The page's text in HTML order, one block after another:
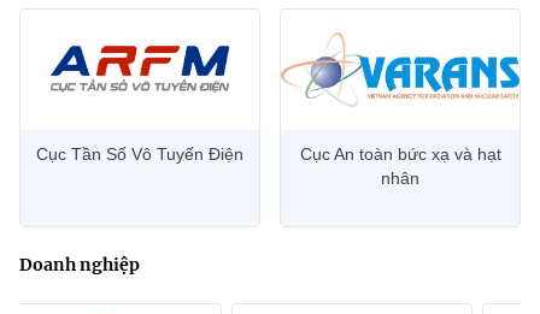
Cục Tần Số Vô Tuyến Điện
Cục An toàn bức xạ và hạt
nhân
Doanh nghiệp